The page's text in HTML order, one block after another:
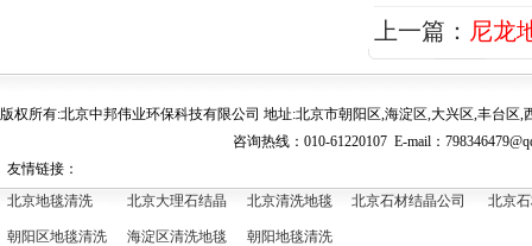
上一篇： 尼龙
版权所有:北京中邦伟业环保科技有限公司 地址:北京市朝阳区,海淀区,大兴区,丰台
咨询热线：010-61220107 E-mail：
友情链接：
北京地毯清洗
北京大理石结晶 北京清洗地毯 北京石材结晶公司 北京
朝阳区地毯清洗 海淀区清洗地毯 朝阳地毯清洗